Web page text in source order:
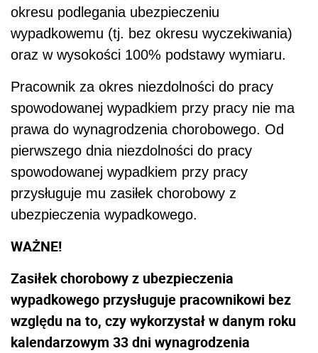
okresu podlegania ubezpieczeniu
wypadkowemu (tj. bez okresu wyczekiwania)
oraz w wysokości 100% podstawy wymiaru.
Pracownik za okres niezdolności do pracy
spowodowanej wypadkiem przy pracy nie ma
prawa do wynagrodzenia chorobowego. Od
pierwszego dnia niezdolności do pracy
spowodowanej wypadkiem przy pracy
przysługuje mu zasiłek chorobowy z
ubezpieczenia wypadkowego.
WAŻNE!
Zasiłek chorobowy z ubezpieczenia
wypadkowego przysługuje pracownikowi bez
względu na to, czy wykorzystał w danym roku
kalendarzowym 33 dni wynagrodzenia